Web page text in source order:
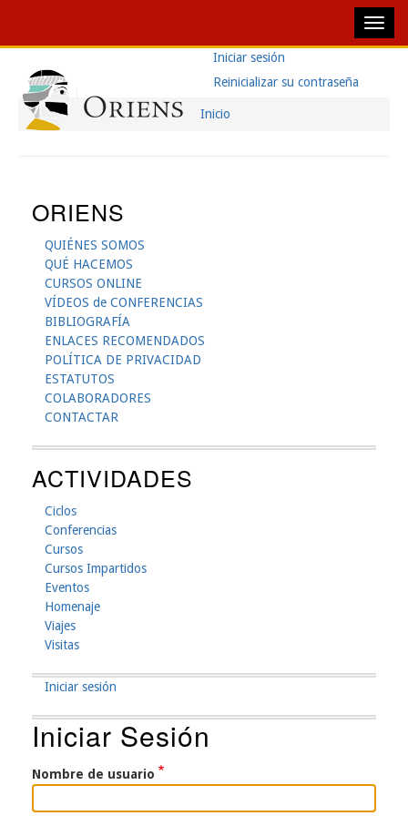
contenido
principal
Navegación
Principal
Solapas
Principales
Iniciar sesión
activa)
Reinicializar su contraseña
Sobrescribir
De
Ayuda
A
La
Navegación
Inicio
ORIENS
QUIÉNES SOMOS
QUÉ HACEMOS
CURSOS ONLINE
VÍDEOS de CONFERENCIAS
BIBLIOGRAFÍA
ENLACES RECOMENDADOS
POLÍTICA DE PRIVACIDAD
ESTATUTOS
COLABORADORES
CONTACTAR
ACTIVIDADES
Ciclos
Conferencias
Cursos
Cursos Impartidos
Eventos
Homenaje
Viajes
Visitas
De
Cuenta
De
Iniciar sesión
Iniciar Sesión
Nombre de usuario